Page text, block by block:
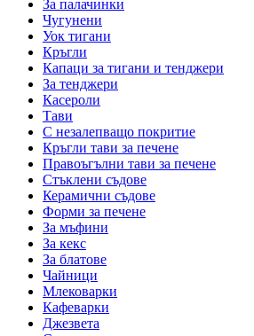
За палачинки
Чугунени
Уок тигани
Кръгли
Капаци за тигани и тенджери
За тенджери
Касероли
Тави
С незалепващо покритие
Кръгли тави за печене
Правоъгълни тави за печене
Стъклени съдове
Керамични съдове
Форми за печене
За мъфини
За кекс
За блатове
Чайници
Млековарки
Кафеварки
Джезвета